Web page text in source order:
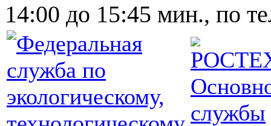
14:00 до 15:45 мин., по
службы